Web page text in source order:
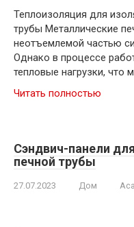
Теплоизоляция для
трубы Металлические
неотъемлемой частью
Однако в процессе
тепловые нагрузки, что
Читать полностью
Сэндвич-панели
печной трубы
27.07.2023 Дом